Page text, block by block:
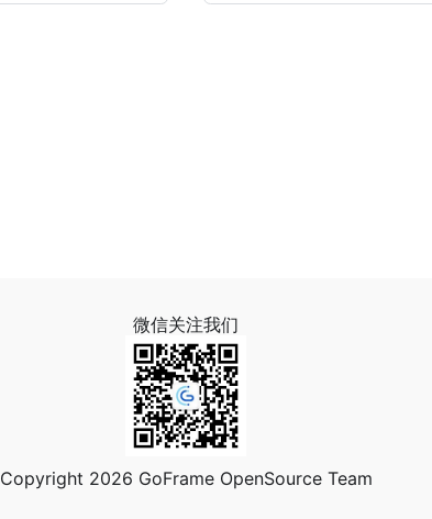
微信关注我们
Copyright 2026 GoFrame OpenSource Team